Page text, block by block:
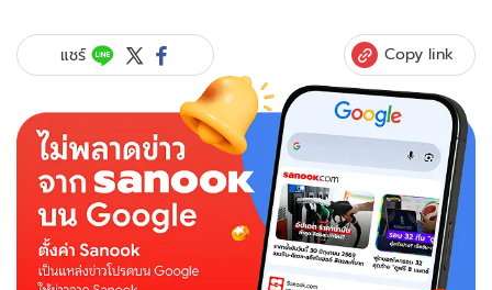
แชร์ Copy link